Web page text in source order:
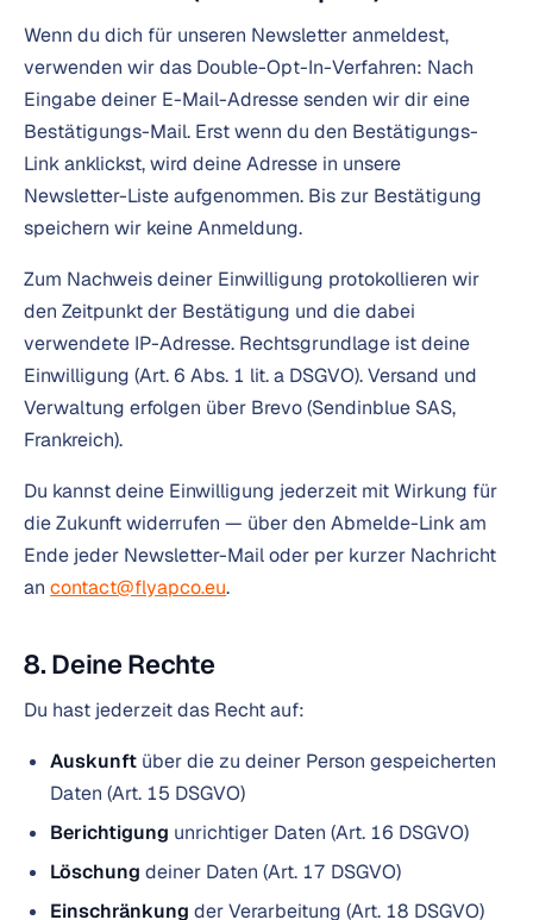
Wenn du dich für unseren Newsletter anmeldest,
verwenden wir das Double-Opt-In-Verfahren: Nach
Eingabe deiner E-Mail-Adresse senden wir dir eine
Bestätigungs-Mail. Erst wenn du den Bestätigungs-
Link anklickst, wird deine Adresse in unsere
Newsletter-Liste aufgenommen. Bis zur Bestätigung
speichern wir keine Anmeldung.
Zum Nachweis deiner Einwilligung protokollieren wir
den Zeitpunkt der Bestätigung und die dabei
verwendete IP-Adresse. Rechtsgrundlage ist deine
Einwilligung (Art. 6 Abs. 1 lit. a DSGVO). Versand und
Verwaltung erfolgen über Brevo (Sendinblue SAS,
Frankreich).
Du kannst deine Einwilligung jederzeit mit Wirkung für
die Zukunft widerrufen — über den Abmelde-Link am
Ende jeder Newsletter-Mail oder per kurzer Nachricht
ancontact@flyapco.eu.
8. Deine Rechte
Du hast jederzeit das Recht auf:
Auskunft über die zu deiner Person gespeicherten
Daten (Art. 15 DSGVO)
Berichtigung unrichtiger Daten (Art. 16 DSGVO)
Löschung deiner Daten (Art. 17 DSGVO)
Einschränkung der Verarbeitung (Art. 18 DSGVO)